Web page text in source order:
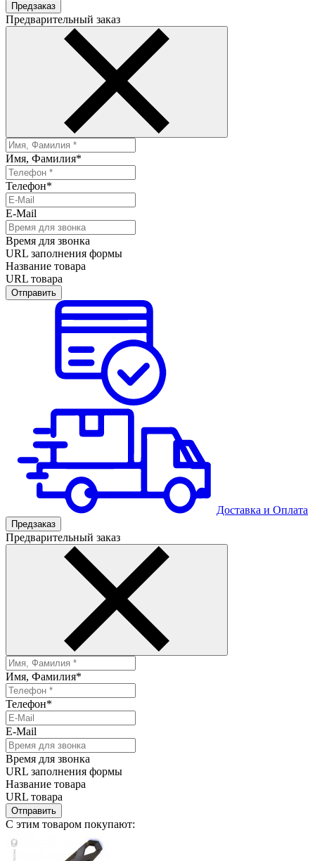
Предзаказ
Предварительный заказ
Имя, Фамилия*
Телефон*
E-Mail
Время для звонка
URL заполнения формы
Название товара
URL товара
Отправить
Доставка и Оплата
Предзаказ
Предварительный заказ
Имя, Фамилия*
Телефон*
E-Mail
Время для звонка
URL заполнения формы
Название товара
URL товара
Отправить
С этим товаром покупают: